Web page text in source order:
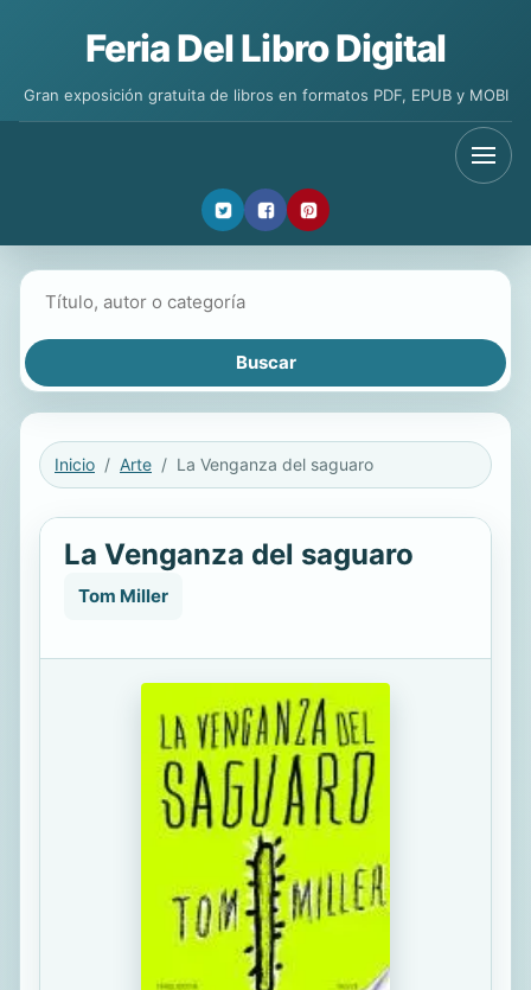
Feria Del Libro Digital
Gran exposición gratuita de libros en formatos PDF, EPUB y MOBI
Inicio Arte La Venganza del saguaro
La Venganza del saguaro
Tom Miller